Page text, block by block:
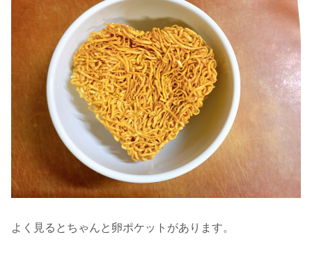
よく見るとちゃんと卵ポケットがあります。